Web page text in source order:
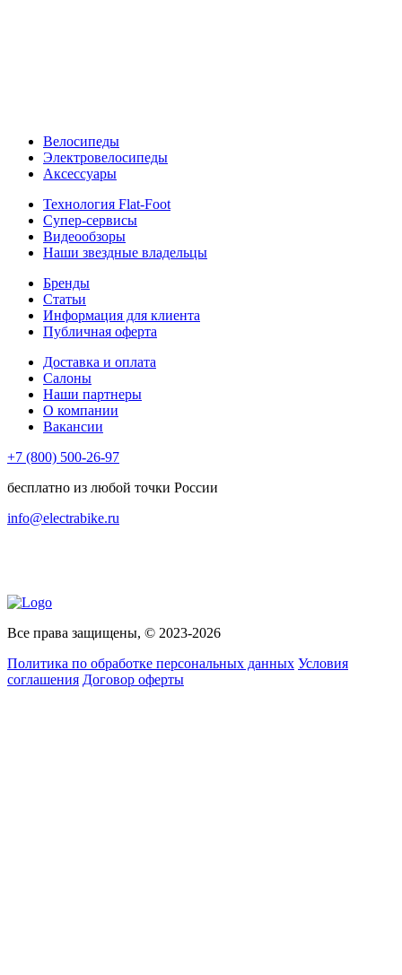
Велосипеды
Электровелосипеды
Аксессуары
Технология Flat-Foot
Супер-сервисы
Видеообзоры
Наши звездные владельцы
Бренды
Статьи
Информация для клиента
Публичная оферта
Доставка и оплата
Салоны
Наши партнеры
О компании
Вакансии
+7 (800) 500-26-97
бесплатно из любой точки России
info@electrabike.ru
Все права защищены, © 2023-2026
Политика по обработке персональных данных Условия
соглашения Договор оферты